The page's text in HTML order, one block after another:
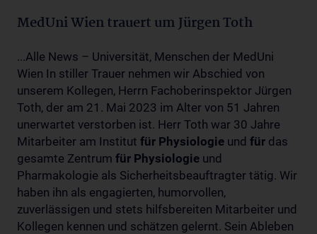
MedUni Wien trauert um Jürgen Toth
...Alle News – Universität, Menschen der MedUni
Wien In stiller Trauer nehmen wir Abschied von
unserem Kollegen, Herrn Fachoberinspektor Jürgen
Toth, der am 21. Mai 2023 im Alter von 51 Jahren
unerwartet verstorben ist. Herr Toth war 30 Jahre
Mitarbeiter am Institut für Physiologie und für das
gesamte Zentrum für Physiologie und
Pharmakologie als Sicherheitsbeauftragter tätig. Wir
haben ihn als engagierten, humorvollen,
zuverlässigen und stets hilfsbereiten Mitarbeiter und
Kollegen kennen und schätzen gelernt. Sein Ableben